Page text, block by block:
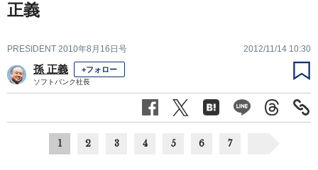
正義
PRESIDENT 2010年8月16日号 2012/11/14 10:30
孫 正義 +フォロー
ソフトバンク社長
1 2 3 4 5 6 7